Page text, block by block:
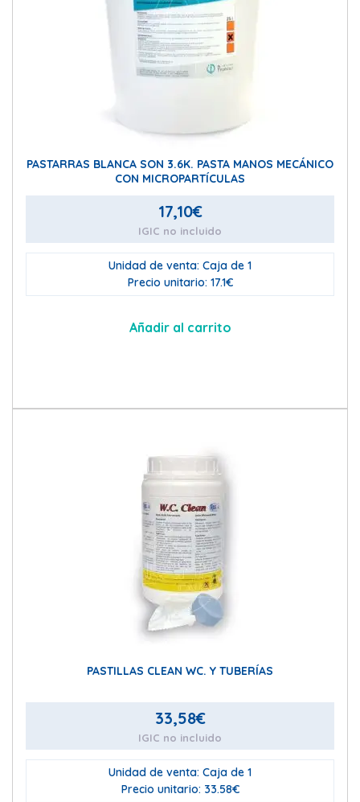
PASTARRAS BLANCA SON 3.6K. PASTA MANOS MECÁNICO
CON MICROPARTÍCULAS
17,10€
IGIC no incluido
Unidad de venta: Caja de 1
Precio unitario: 17.1€
Añadir al carrito
PASTILLAS CLEAN WC. Y TUBERÍAS
33,58€
IGIC no incluido
Unidad de venta: Caja de 1
Precio unitario: 33.58€